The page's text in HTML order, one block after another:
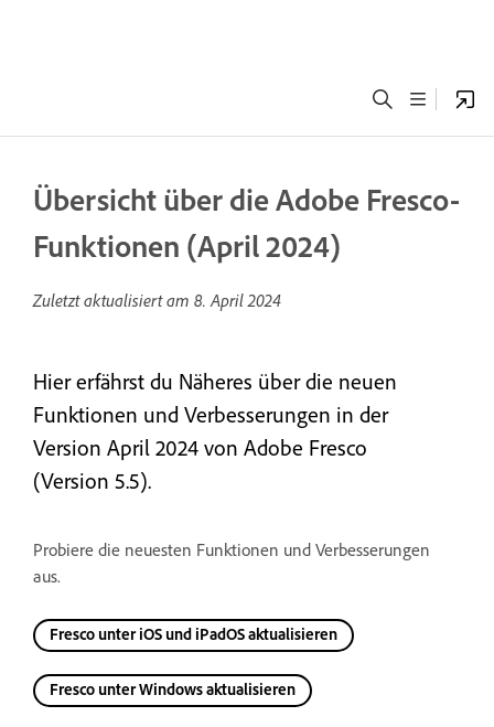
Übersicht über die Adobe Fresco-
Funktionen (April 2024)
Zuletzt aktualisiert am 8. April 2024
Hier erfährst du Näheres über die neuen
Funktionen und Verbesserungen in der
Version April 2024 von Adobe Fresco
(Version 5.5).
Probiere die neuesten Funktionen und Verbesserungen
aus.
Fresco unter iOS und iPadOS aktualisieren
Fresco unter Windows aktualisieren